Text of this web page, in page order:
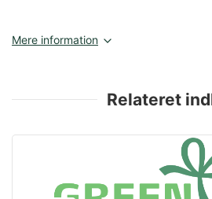
Mere information
Relateret